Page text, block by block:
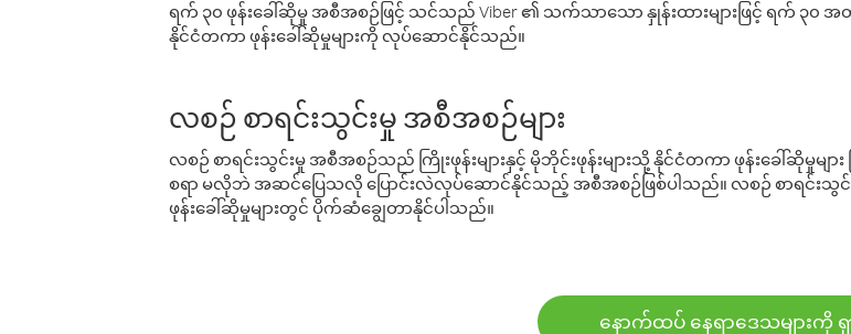
ရက် ၃၀ ဖုန်းခေါ်ဆိုမှု အစီအစဉ်ဖြင့် သင်သည် Viber ၏ သက်သာသော နှုန်းထားများဖြင့် ရက် ၃
နိုင်ငံတကာ ဖုန်းခေါ်ဆိုမှုများကို လုပ်ဆောင်နိုင်သည်။
လစဉ် စာရင်းသွင်းမှု အစီအစဉ်များ
လစဉ် စာရင်းသွင်းမှု အစီအစဉ်သည် ကြိုးဖုန်းများနှင့် မိုဘိုင်းဖုန်းများသို့ နိုင်ငံတကာ ဖုန်းခေါ်ဆိုမှု
စရာ မလိုဘဲ အဆင်ပြေသလို ပြောင်းလဲလုပ်ဆောင်နိုင်သည့် အစီအစဉ်ဖြစ်ပါသည်။ လစဉ် စာရင်းသွ
ဖုန်းခေါ်ဆိုမှုများတွင် ပိုက်ဆံချွေတာနိုင်ပါသည်။
နောက်ထပ် နေရာဒေသများကို ရှ